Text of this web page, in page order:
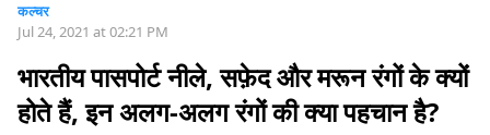
कल्चर
Jul 24, 2021 at 02:21 PM
भारतीय पासपोर्ट नीले, सफ़ेद और मरून रंगों के क्यों
होते हैं, इन अलग-अलग रंगों की क्या पहचान है?